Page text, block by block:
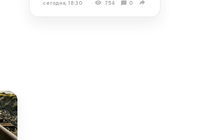
сегодня, 18:30 754 0